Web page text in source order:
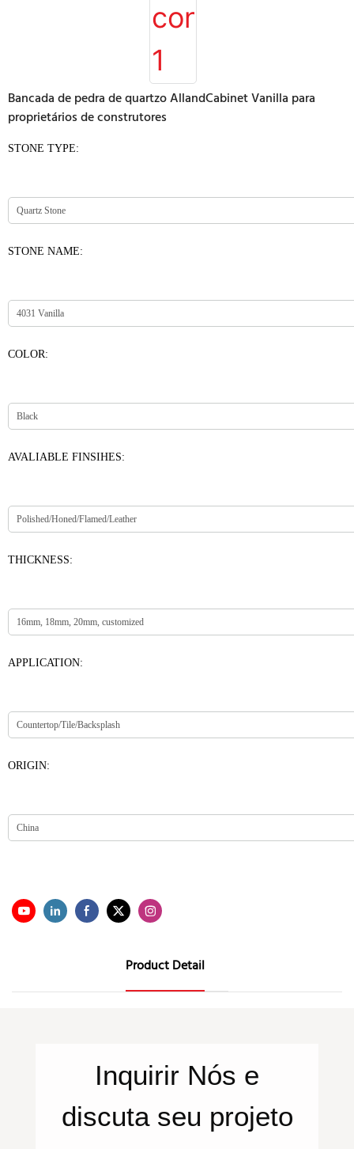
Bancada de pedra de quartzo AllandCabinet Vanilla para
proprietários de construtores
STONE TYPE:
STONE NAME:
COLOR:
AVALIABLE FINSIHES:
THICKNESS:
APPLICATION:
ORIGIN:
Product Detail
Inquirir Nós e
discuta seu projeto